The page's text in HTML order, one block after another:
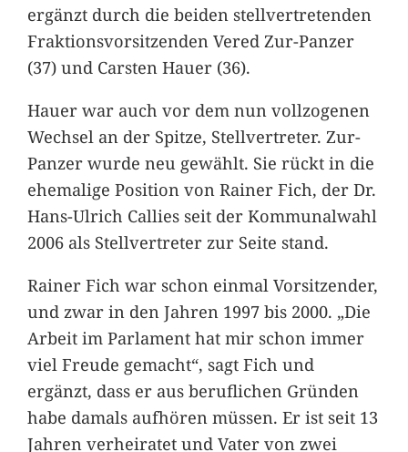
ergänzt durch die beiden stellvertretenden
Fraktionsvorsitzenden Vered Zur-Panzer
(37) und Carsten Hauer (36).
Hauer war auch vor dem nun vollzogenen
Wechsel an der Spitze, Stellvertreter. Zur-
Panzer wurde neu gewählt. Sie rückt in die
ehemalige Position von Rainer Fich, der Dr.
Hans-Ulrich Callies seit der Kommunalwahl
2006 als Stellvertreter zur Seite stand.
Rainer Fich war schon einmal Vorsitzender,
und zwar in den Jahren 1997 bis 2000. „Die
Arbeit im Parlament hat mir schon immer
viel Freude gemacht“, sagt Fich und
ergänzt, dass er aus beruflichen Gründen
habe damals aufhören müssen. Er ist seit 13
Jahren verheiratet und Vater von zwei